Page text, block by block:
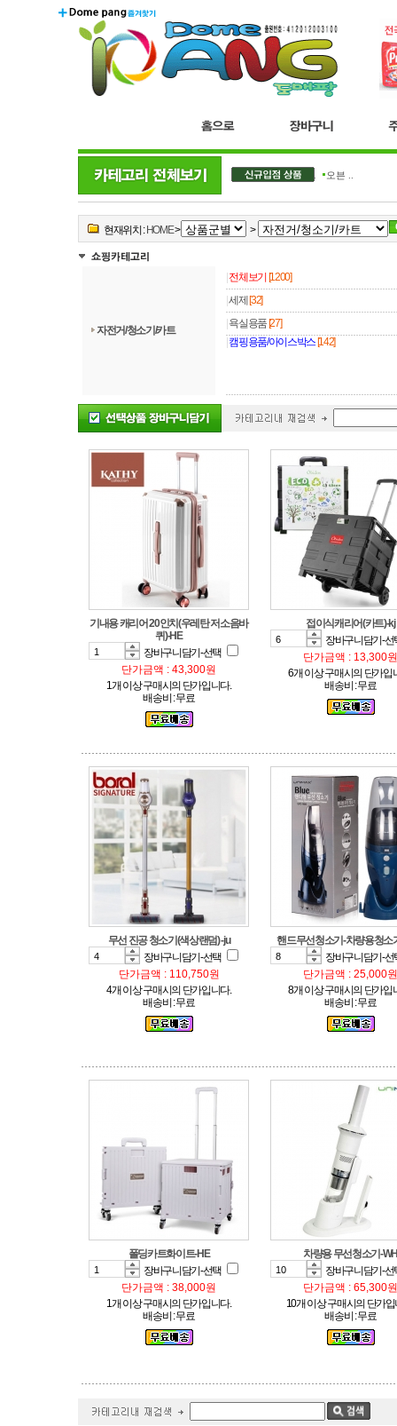
더블.. 오븐 ..
현재위치 : HOME> >
자전거/청소기/카트
전체보기 [1200]
세제 [32]
욕실용품 [27]
캠핑용품/아이스박스 [142]
퀴)-HE
장바구니담기-선택
단가금액 : 43,300원
1개 이상 구매시의 단가입니다.
배송비 : 무료
접이식캐리어(카트)-kj
장바구니담기-
단가금액 : 13,300원
6개 이상 구매시의 단가입
배송비 : 무료
무선 진공 청소기(색상랜덤) -ju
장바구니담기-선택
단가금액 : 110,750원
4개 이상 구매시의 단가입니다.
배송비 : 무료
핸드무선청소기-차량용청소
장바구니담기-
단가금액 : 25,000원
8개 이상 구매시의 단가입
배송비 : 무료
폴딩카트화이트-HE
장바구니담기-선택
단가금액 : 38,000원
1개 이상 구매시의 단가입니다.
배송비 : 무료
차량용 무선청소기-WH
장바구니담기-
단가금액 : 65,300원
10개 이상 구매시의 단가입
배송비 : 무료